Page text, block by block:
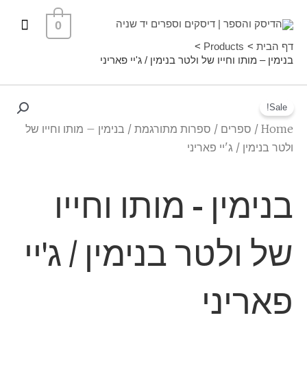
0
דף הבית
Products
בנימין – מותו וחייו של ולטר בנימין / ג'יי פאריני
Sale!
Home
/ ספרים / ספרות מתורגמת / בנימין – מותו וחייו של
ולטר בנימין / ג'יי פאריני
בנימין - מותו וחייו
של ולטר בנימין / ג'יי
פאריני